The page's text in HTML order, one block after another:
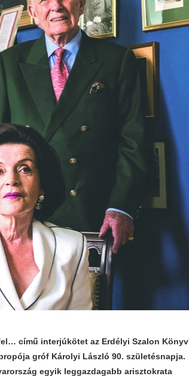
című interjúkötet az Erdélyi Szalon
gróf Károlyi László 90. születésnapja.
egyik leggazdagabb arisztokrata